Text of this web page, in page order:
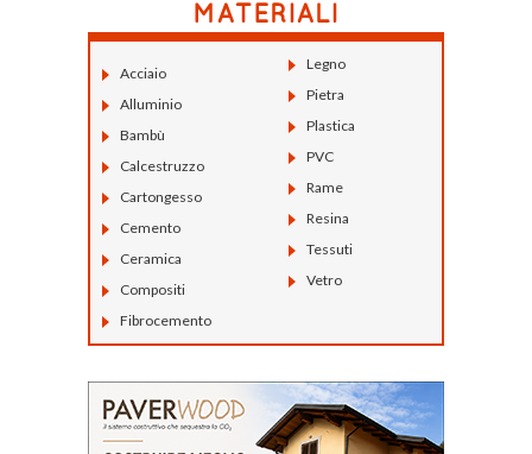
Acciaio
Alluminio
Bambù
Calcestruzzo
Cartongesso
Cemento
Ceramica
Compositi
Fibrocemento
Legno
Pietra
Plastica
PVC
Rame
Resina
Tessuti
Vetro